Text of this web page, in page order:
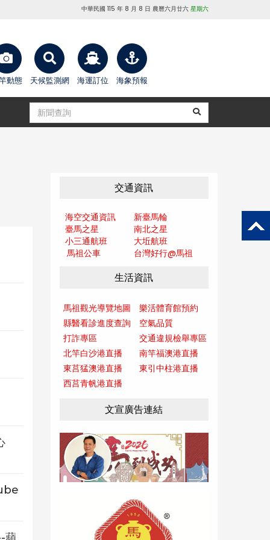
中華民國 115 年 8 月 8 日 農曆六月廿六 星期六
動態 天候監測網 海運訂位 海象預報
交通資訊
海空交通資訊
新臺馬輪
臺馬之星
南北之星
小三通航班
大坵航班
馬祖公車
台灣好行@馬祖
生活資訊
馬祖觀光導覽地圖
樂活體育館預約
縣醫看診進度查詢
空氣品質
打詐專區
交通違規檢舉專區
北竿白沙港直播
南竿福澳港直播
東莒猛澳港直播
東引中柱港直播
西莒青帆港直播
文宣廣告連結